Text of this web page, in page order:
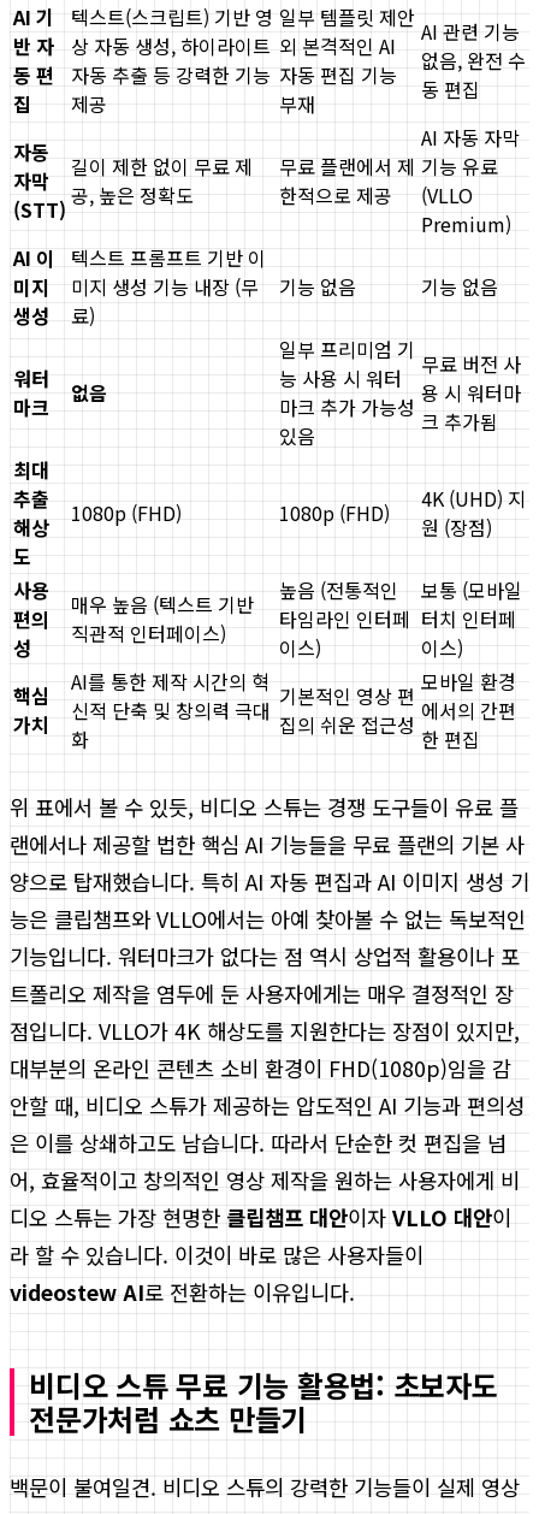
AI 기
반 자
동 편
집
텍스트(스크립트) 기반 영
상 자동 생성, 하이라이트
자동 추출 등 강력한 기능
제공
일부 템플릿 제안
외 본격적인 AI
자동 편집 기능
부재
AI 관련 기능
없음, 완전 수
동 편집
자동
자막
(STT)
길이 제한 없이 무료 제
공, 높은 정확도
무료 플랜에서 제
한적으로 제공
AI 자동 자막
기능 유료
(VLLO
Premium)
AI 이
미지
생성
텍스트 프롬프트 기반 이
미지 생성 기능 내장 (무
료)
기능 없음 기능 없음
워터
마크
없음
일부 프리미엄 기
능 사용 시 워터
마크 추가 가능성
있음
무료 버전 사
용 시 워터마
크 추가됨
최대
추출
해상
도
1080p (FHD) 1080p (FHD)
4K (UHD) 지
원 (장점)
사용
편의
성
매우 높음 (텍스트 기반
직관적 인터페이스)
높음 (전통적인
타임라인 인터페
이스)
보통 (모바일
터치 인터페
이스)
핵심
가치
AI를 통한 제작 시간의 혁
신적 단축 및 창의력 극대
화
기본적인 영상 편
집의 쉬운 접근성
모바일 환경
에서의 간편
한 편집
위 표에서 볼 수 있듯, 비디오 스튜는 경쟁 도구들이 유료 플
랜에서나 제공할 법한 핵심 AI 기능들을 무료 플랜의 기본 사
양으로 탑재했습니다. 특히 AI 자동 편집과 AI 이미지 생성 기
능은 클립챔프와 VLLO에서는 아예 찾아볼 수 없는 독보적인
기능입니다. 워터마크가 없다는 점 역시 상업적 활용이나 포
트폴리오 제작을 염두에 둔 사용자에게는 매우 결정적인 장
점입니다. VLLO가 4K 해상도를 지원한다는 장점이 있지만,
대부분의 온라인 콘텐츠 소비 환경이 FHD(1080p)임을 감
안할 때, 비디오 스튜가 제공하는 압도적인 AI 기능과 편의성
은 이를 상쇄하고도 남습니다. 따라서 단순한 컷 편집을 넘
어, 효율적이고 창의적인 영상 제작을 원하는 사용자에게 비
디오 스튜는 가장 현명한 클립챔프 대안이자 VLLO 대안이
라 할 수 있습니다. 이것이 바로 많은 사용자들이
videostew AI로 전환하는 이유입니다.
비디오 스튜 무료 기능 활용법: 초보자도
전문가처럼 쇼츠 만들기
백문이 불여일견. 비디오 스튜의 강력한 기능들이 실제 영상